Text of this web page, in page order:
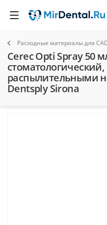
Расходные материалы для
Cerec Opti Spray 50
распылительными
Dentsply Sirona